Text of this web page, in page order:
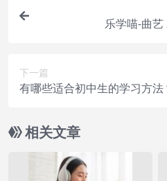
乐学喵-曲
下一篇
有哪些适合初中生的学习方法
相关文章